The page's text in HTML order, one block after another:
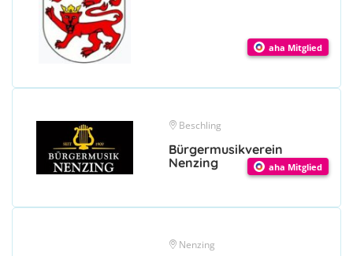
aha Mitglied
Beschling
Bürgermusikverein
Nenzing
aha Mitglied
Nenzing